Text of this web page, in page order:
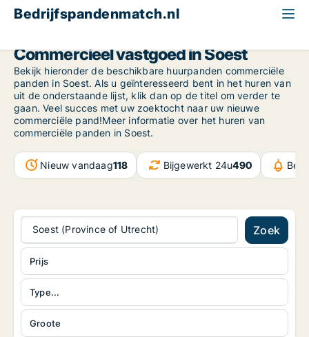
Bedrijfspandenmatch.nl
Commercieel vastgoed in Soest
Bekijk hieronder de beschikbare huurpanden commerciële
panden in Soest. Als u geïnteresseerd bent in het huren van
uit de onderstaande lijst, klik dan op de titel om verder te
gaan. Veel succes met uw zoektocht naar uw nieuwe
commerciële pand!Meer informatie over het huren van
commerciële panden in Soest.
Nieuw vandaag118 Bijgewerkt 24u490
Soest (Province of Utrecht) Zoek
Type...
Groote
Prijs